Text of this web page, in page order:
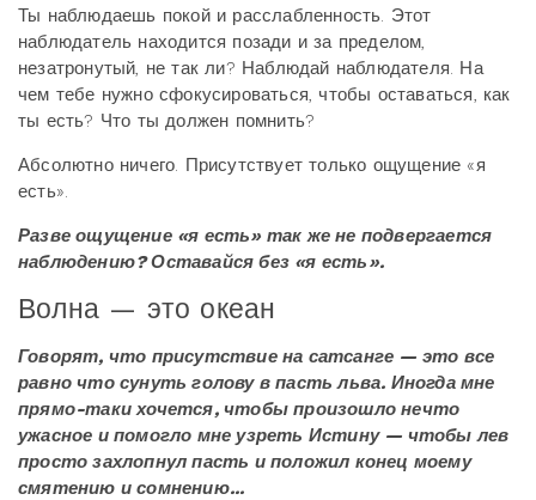
Ты наблюдаешь покой и расслабленность. Этот
наблюдатель находится позади и за пределом,
незатронутый, не так ли? Наблюдай наблюдателя. На
чем тебе нужно сфокусироваться, чтобы оставаться, как
ты есть? Что ты должен помнить?
Абсолютно ничего. Присутствует только ощущение «я
есть».
Разве ощущение «я есть» так же не подвергается
наблюдению? Оставайся без «я есть».
Волна — это океан
Говорят, что присутствие на сатсанге — это все
равно что сунуть голову в пасть льва. Иногда мне
прямо-таки хочется, чтобы произошло нечто
ужасное и помогло мне узреть Истину — чтобы лев
просто захлопнул пасть и положил конец моему
смятению и сомнению...